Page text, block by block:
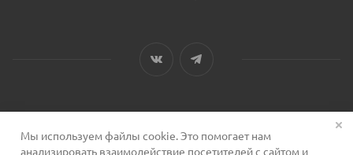
2026 © Сервис для косметологов
Мы используем файлы cookie. Это помогает нам
анализировать взаимодействие посетителей с сайтом и